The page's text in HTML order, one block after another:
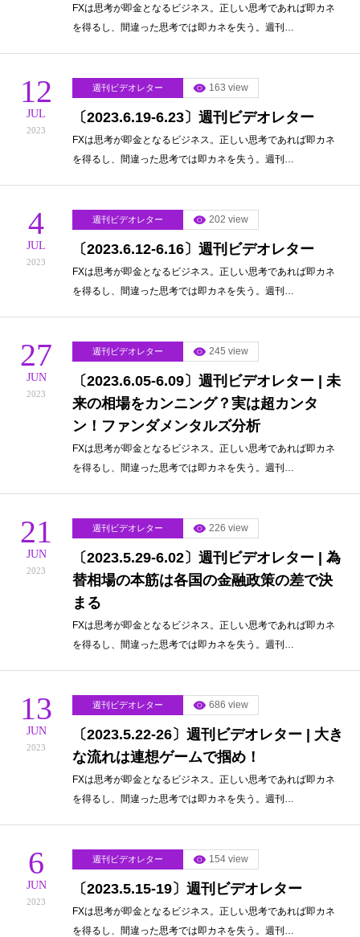
FXは思考が即金となるビジネス。正しい思考であれば即カネ
を得るし、間違った思考では即カネを失う。週刊…
12
JUL
2023
週刊ビデオレター 163 view
〔2023.6.19-6.23〕週刊ビデオレター
FXは思考が即金となるビジネス。正しい思考であれば即カネ
を得るし、間違った思考では即カネを失う。週刊…
4
JUL
2023
週刊ビデオレター 202 view
〔2023.6.12-6.16〕週刊ビデオレター
FXは思考が即金となるビジネス。正しい思考であれば即カネ
を得るし、間違った思考では即カネを失う。週刊…
27
JUN
2023
週刊ビデオレター 245 view
〔2023.6.05-6.09〕週刊ビデオレター | 未
来の相場をカンニング？実は超カンタ
ン！ファンダメンタルズ分析
FXは思考が即金となるビジネス。正しい思考であれば即カネ
を得るし、間違った思考では即カネを失う。週刊…
21
JUN
2023
週刊ビデオレター 226 view
〔2023.5.29-6.02〕週刊ビデオレター | 為
替相場の本筋は各国の金融政策の差で決
まる
FXは思考が即金となるビジネス。正しい思考であれば即カネ
を得るし、間違った思考では即カネを失う。週刊…
13
JUN
2023
週刊ビデオレター 686 view
〔2023.5.22-26〕週刊ビデオレター | 大き
な流れは連想ゲームで掴め！
FXは思考が即金となるビジネス。正しい思考であれば即カネ
を得るし、間違った思考では即カネを失う。週刊…
6
JUN
2023
週刊ビデオレター 154 view
〔2023.5.15-19〕週刊ビデオレター
FXは思考が即金となるビジネス。正しい思考であれば即カネ
を得るし、間違った思考では即カネを失う。週刊…